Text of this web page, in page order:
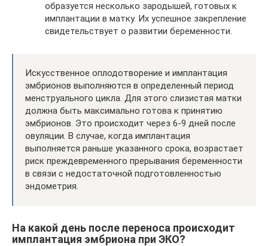
образуется несколько зародышей, готовых к
имплантации в матку. Их успешное закрепление
свидетельствует о развитии беременности.
Искусственное оплодотворение и имплантация
эмбрионов выполняются в определенный период
менструального цикла. Для этого слизистая матки
должна быть максимально готова к принятию
эмбрионов. Это происходит через 6-9 дней после
овуляции. В случае, когда имплантация
выполняется раньше указанного срока, возрастает
риск преждевременного прерывания беременности
в связи с недостаточной подготовленностью
эндометрия.
На какой день после переноса происходит
имплантация эмбриона при ЭКО?